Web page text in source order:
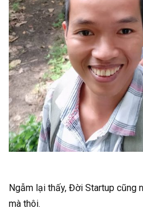
Ngẫm lại thấy, Đời Startup cũng
mà thôi.